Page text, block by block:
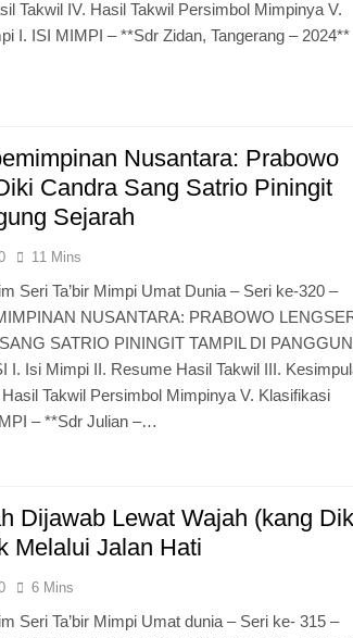
Imam Mahdi Masalah Tertutup dari Mayoritas
Takwil IV. Hasil Takwil Persimbol Mimpinya V.
I. ISI MIMPI – **Sdr Zidan, Tangerang – 2024**
Nusantara: Prabowo
Candra Sang Satrio Piningit
Sejarah
11 Mins
Seri Ta’bir Mimpi Umat Dunia – Seri ke-320 –
NUSANTARA: PRABOWO
SATRIO PININGIT TAMPIL DI
I. Isi Mimpi II. Resume Hasil Takwil III.
Takwil Persimbol Mimpinya V. Klasifikasi
– **Sdr Julian –…
Dijawab Lewat Wajah (kang
Melalui Jalan Hati
6 Mins
Seri Ta’bir Mimpi Umat dunia – Seri ke- 315 –